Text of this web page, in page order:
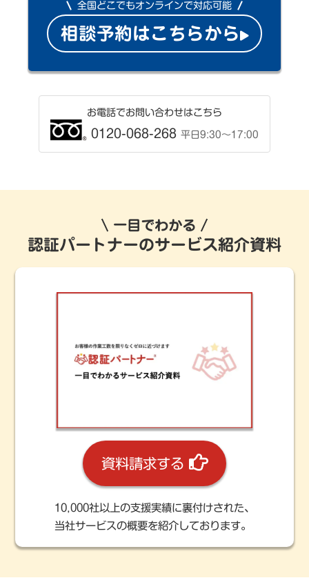
全国どこでもオンラインで対応可能
相談予約はこちらから
お電話でお問い合わせはこちら
0120-068-268 平日9:30〜17:00
一目でわかる
認証パートナーのサービス紹介資料
資料請求する
10,000社以上の支援実績に裏付けされた、
当社サービスの概要を紹介しております。